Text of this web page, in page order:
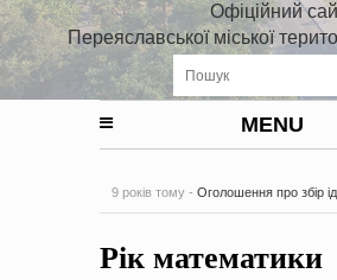
Офіційний
Переяславської міської
MENU
9 років тому - Оголошення про збір
на період 2018 – 2020 роки
Рік математики